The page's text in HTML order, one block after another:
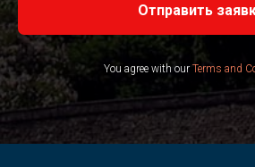
Отправить
You agree with our Terms and